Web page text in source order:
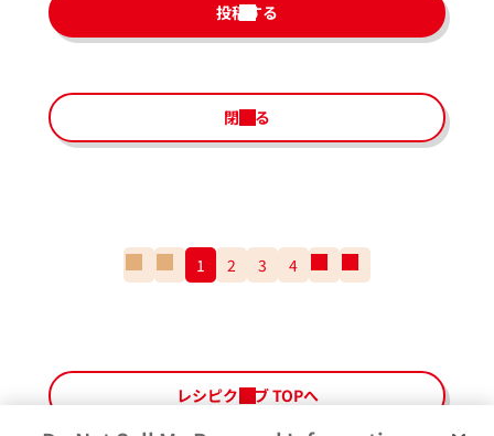
投稿する
閉じる
番
ペ
ー
ジ
の
1 2 3 4
の
番
ペ
ー
レシピクラブ TOPへ